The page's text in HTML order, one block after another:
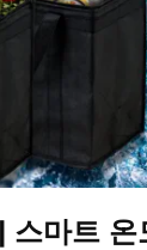
스마트 온